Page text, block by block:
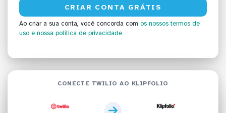
Ao criar a sua conta, você concorda com os nossos termos de
uso e nossa política de privacidade
CONECTE TWILIO AO KLIPFOLIO